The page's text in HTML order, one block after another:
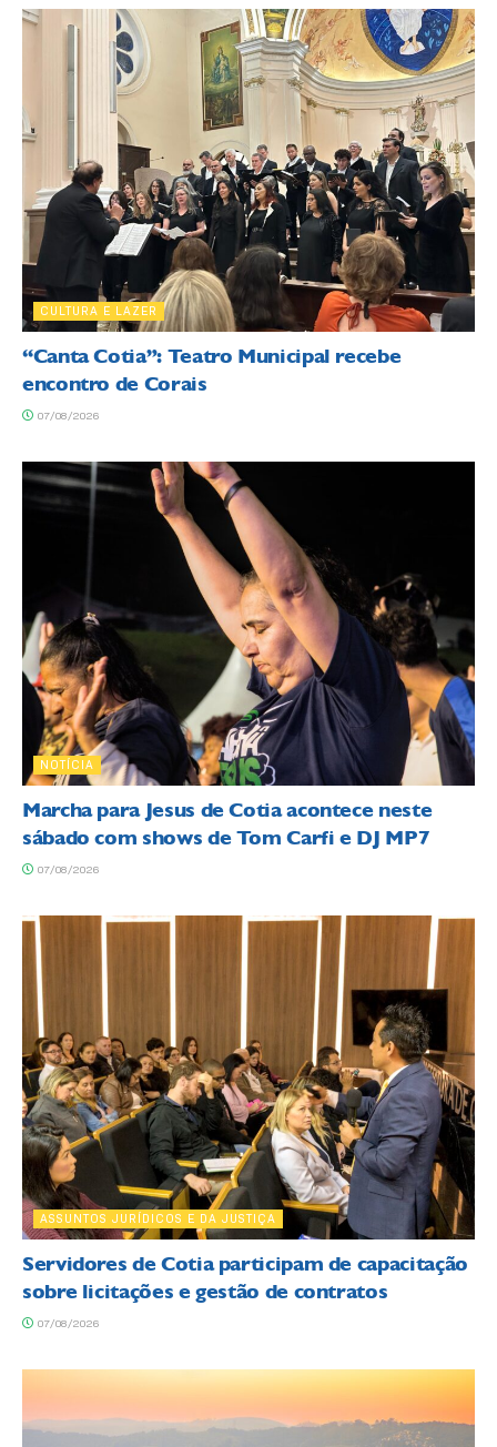
CULTURA E LAZER
“Canta Cotia”: Teatro Municipal recebe
encontro de Corais
07/08/2026
NOTÍCIA
Marcha para Jesus de Cotia acontece neste
sábado com shows de Tom Carfi e DJ MP7
07/08/2026
ASSUNTOS JURÍDICOS E DA JUSTIÇA
Servidores de Cotia participam de capacitação
sobre licitações e gestão de contratos
07/08/2026